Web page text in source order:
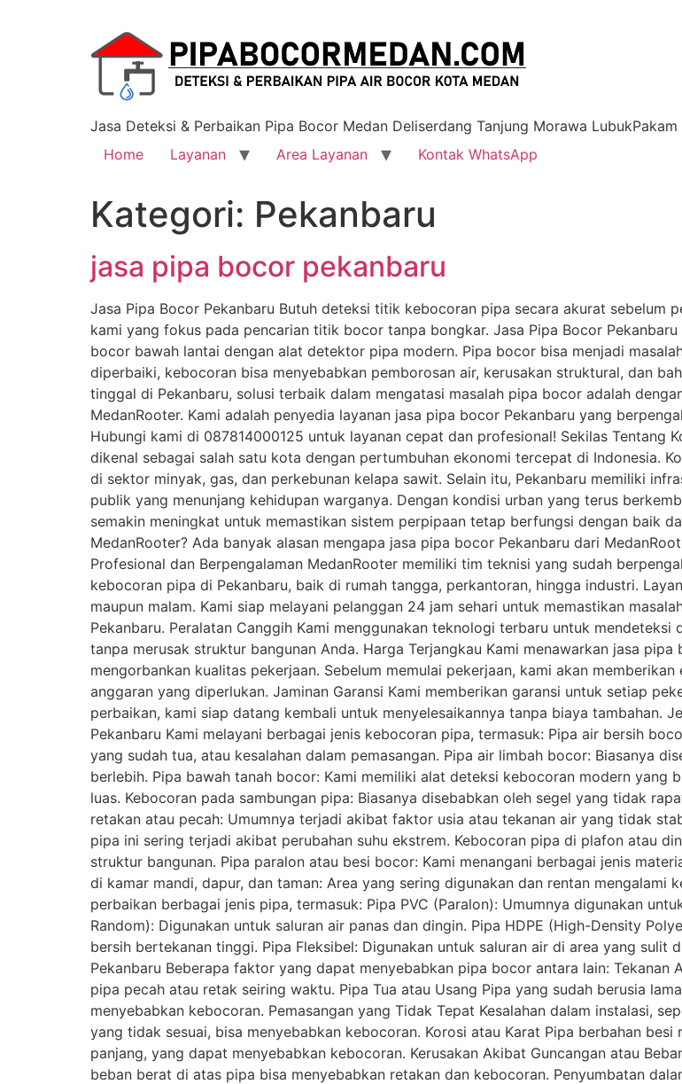
Jasa Deteksi & Perbaikan Pipa Bocor Medan Deliserdang Tanjung Morawa LubukPakam
Home
Layanan Area Layanan Kontak WhatsApp
Kategori: Pekanbaru
jasa pipa bocor pekanbaru
Jasa Pipa Bocor Pekanbaru Butuh deteksi titik kebocoran pipa secara akurat sebelum
kami yang fokus pada pencarian titik bocor tanpa bongkar. Jasa Pipa Bocor
bocor bawah lantai dengan alat detektor pipa modern. Pipa bocor bisa menjadi
diperbaiki, kebocoran bisa menyebabkan pemborosan air, kerusakan struktural, dan
tinggal di Pekanbaru, solusi terbaik dalam mengatasi masalah pipa bocor adalah
MedanRooter. Kami adalah penyedia layanan jasa pipa bocor Pekanbaru yang
Hubungi kami di 087814000125 untuk layanan cepat dan profesional! Sekilas Tentang
dikenal sebagai salah satu kota dengan pertumbuhan ekonomi tercepat di Indonesia.
di sektor minyak, gas, dan perkebunan kelapa sawit. Selain itu, Pekanbaru memiliki
publik yang menunjang kehidupan warganya. Dengan kondisi urban yang terus
semakin meningkat untuk memastikan sistem perpipaan tetap berfungsi dengan baik
MedanRooter? Ada banyak alasan mengapa jasa pipa bocor Pekanbaru dari
Profesional dan Berpengalaman MedanRooter memiliki tim teknisi yang sudah
kebocoran pipa di Pekanbaru, baik di rumah tangga, perkantoran, hingga industri.
maupun malam. Kami siap melayani pelanggan 24 jam sehari untuk memastikan
Pekanbaru. Peralatan Canggih Kami menggunakan teknologi terbaru untuk
tanpa merusak struktur bangunan Anda. Harga Terjangkau Kami menawarkan jasa
mengorbankan kualitas pekerjaan. Sebelum memulai pekerjaan, kami akan
anggaran yang diperlukan. Jaminan Garansi Kami memberikan garansi untuk setiap
perbaikan, kami siap datang kembali untuk menyelesaikannya tanpa biaya tambahan.
Pekanbaru Kami melayani berbagai jenis kebocoran pipa, termasuk: Pipa air bersih
yang sudah tua, atau kesalahan dalam pemasangan. Pipa air limbah bocor: Biasanya
berlebih. Pipa bawah tanah bocor: Kami memiliki alat deteksi kebocoran modern yang
luas. Kebocoran pada sambungan pipa: Biasanya disebabkan oleh segel yang tidak
retakan atau pecah: Umumnya terjadi akibat faktor usia atau tekanan air yang tidak
pipa ini sering terjadi akibat perubahan suhu ekstrem. Kebocoran pipa di plafon atau
struktur bangunan. Pipa paralon atau besi bocor: Kami menangani berbagai jenis
di kamar mandi, dapur, dan taman: Area yang sering digunakan dan rentan mengalami
perbaikan berbagai jenis pipa, termasuk: Pipa PVC (Paralon): Umumnya digunakan
Random): Digunakan untuk saluran air panas dan dingin. Pipa HDPE (High-Density
bersih bertekanan tinggi. Pipa Fleksibel: Digunakan untuk saluran air di area yang sulit
Pekanbaru Beberapa faktor yang dapat menyebabkan pipa bocor antara lain:
pipa pecah atau retak seiring waktu. Pipa Tua atau Usang Pipa yang sudah berusia
menyebabkan kebocoran. Pemasangan yang Tidak Tepat Kesalahan dalam instalasi,
yang tidak sesuai, bisa menyebabkan kebocoran. Korosi atau Karat Pipa berbahan
panjang, yang dapat menyebabkan kebocoran. Kerusakan Akibat Guncangan atau
beban berat di atas pipa bisa menyebabkan retakan dan kebocoran. Penyumbatan